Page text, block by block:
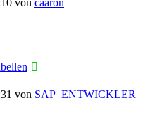
von SAP_ENTWICKLER